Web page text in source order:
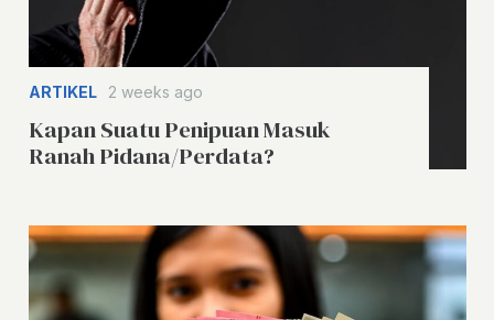
ARTIKEL 2 weeks ago
Kapan Suatu Penipuan Masuk
Ranah Pidana/Perdata?